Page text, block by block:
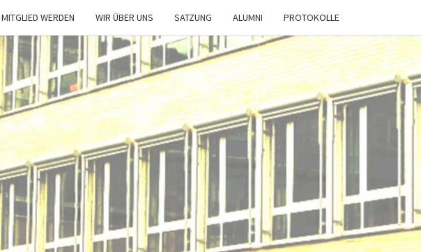
MITGLIED WERDEN WIR ÜBER UNS SATZUNG ALUMNI PROTOKOLLE